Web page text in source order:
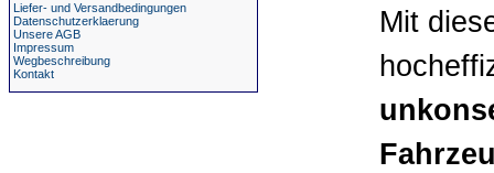
Liefer- und Versandbedingungen
Datenschutzerklaerung
Unsere AGB
Impressum
Wegbeschreibung
Kontakt
Mit